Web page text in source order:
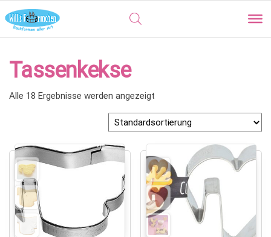
Tassenkekse
Alle 18 Ergebnisse werden angezeigt